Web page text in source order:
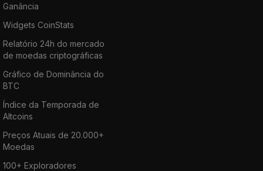
Ganância
Widgets CoinStats
Relatório 24h do mercado
de moedas criptográficas
Gráfico de Dominância do
BTC
Índice da Temporada de
Altcoins
Preços Atuais de 20.000+
Moedas
100+ Exploradores